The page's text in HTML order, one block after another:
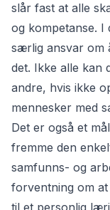
slår fast at alle
og kompetanse. I
særlig ansvar om
det. Ikke alle kan
andre, hvis ikke
mennesker med
Det er også et
fremme den
samfunns- og
forventning om
til et personlig